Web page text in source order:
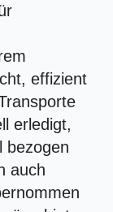
effizient
erledigt,
bezogen
auch